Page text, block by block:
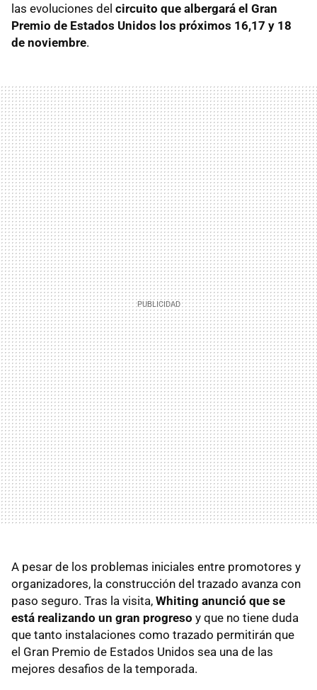
las evoluciones del circuito que albergará el Gran
Premio de Estados Unidos los próximos 16,17 y 18
de noviembre.
A pesar de los problemas iniciales entre promotores y
organizadores, la construcción del trazado avanza con
paso seguro. Tras la visita, Whiting anunció que se
está realizando un gran progreso y que no tiene duda
que tanto instalaciones como trazado permitirán que
el Gran Premio de Estados Unidos sea una de las
mejores desafios de la temporada.